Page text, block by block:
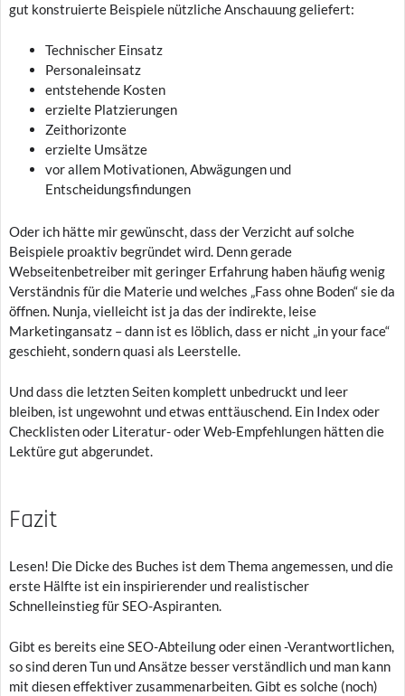
gut konstruierte Beispiele nützliche Anschauung geliefert:
Technischer Einsatz
Personaleinsatz
entstehende Kosten
erzielte Platzierungen
Zeithorizonte
erzielte Umsätze
vor allem Motivationen, Abwägungen und
Entscheidungsfindungen
Oder ich hätte mir gewünscht, dass der Verzicht auf solche
Beispiele proaktiv begründet wird. Denn gerade
Webseitenbetreiber mit geringer Erfahrung haben häufig wenig
Verständnis für die Materie und welches „Fass ohne Boden“ sie da
öffnen. Nunja, vielleicht ist ja das der indirekte, leise
Marketingansatz – dann ist es löblich, dass er nicht „in your face“
geschieht, sondern quasi als Leerstelle.
Und dass die letzten Seiten komplett unbedruckt und leer
bleiben, ist ungewohnt und etwas enttäuschend. Ein Index oder
Checklisten oder Literatur- oder Web-Empfehlungen hätten die
Lektüre gut abgerundet.
Fazit
Lesen! Die Dicke des Buches ist dem Thema angemessen, und die
erste Hälfte ist ein inspirierender und realistischer
Schnelleinstieg für SEO-Aspiranten.
Gibt es bereits eine SEO-Abteilung oder einen -Verantwortlichen,
so sind deren Tun und Ansätze besser verständlich und man kann
mit diesen effektiver zusammenarbeiten. Gibt es solche (noch)